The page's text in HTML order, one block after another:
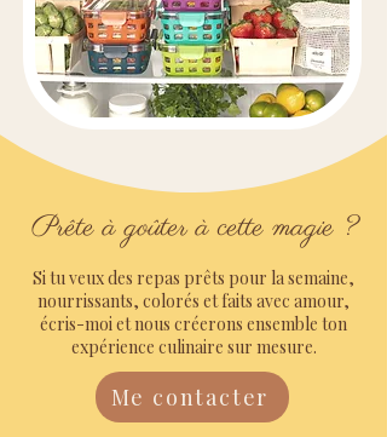
Prête à goûter à cette magie ?
Si tu veux des repas prêts pour la semaine,
nourrissants, colorés et faits avec amour,
écris-moi et nous créerons ensemble ton
expérience culinaire sur mesure.
Me contacter